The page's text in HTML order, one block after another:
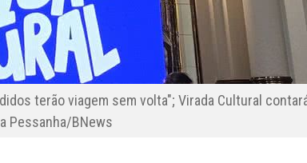
terão viagem sem volta"; Virada Cultural
Pessanha/BNews